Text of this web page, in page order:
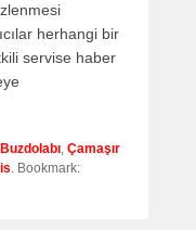
herhangi bir
servise haber
Buzdolabı, Çamaşır
. Bookmark: